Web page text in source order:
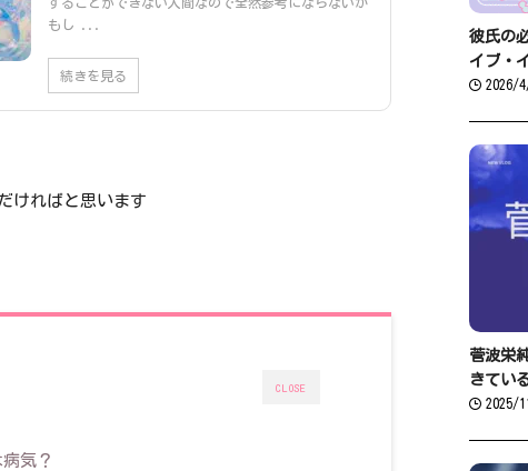
もし ...
続きを見る
ければと思います
CLOSE
気？
彼氏の
イブ・
2026/
菅波栄
きてい
2025/